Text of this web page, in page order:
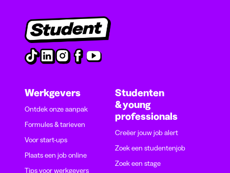
Werkgevers
Ontdek onze aanpak
Formules & tarieven
Voor start-ups
Plaats een job online
Tips voor werkgevers
Studenten
& young
professionals
Creëer jouw job alert
Zoek een studentenjob
Zoek een stage